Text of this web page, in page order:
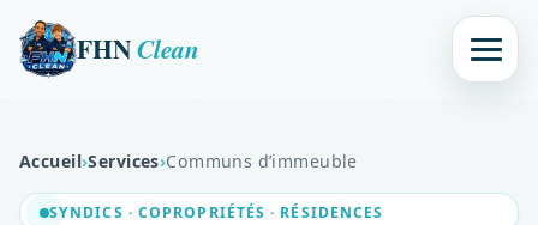
FHNClean
Accueil›Services›Communs d’immeuble
SYNDICS · COPROPRIÉTÉS · RÉSIDENCES